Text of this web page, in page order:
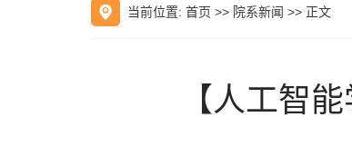
当前位置: 首页 >> 院系新闻 >> 正文
【人工智